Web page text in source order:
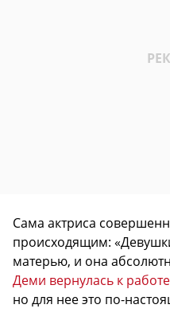
Сама актриса
происходящим:
матерью, и она
Деми вернулась к работе
но для нее это по-